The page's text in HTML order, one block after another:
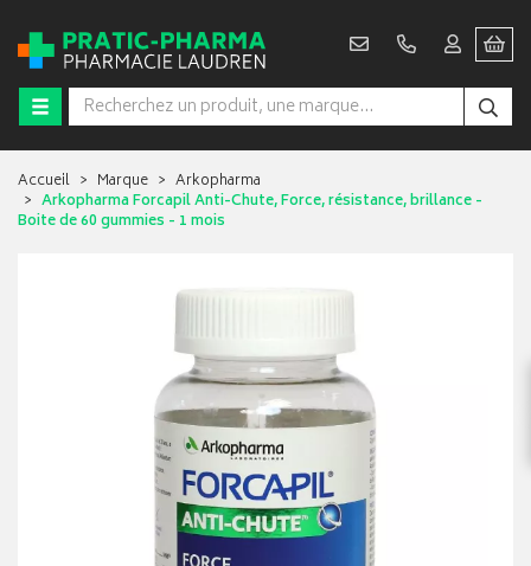
Accueil Marque
Arkopharma
Arkopharma Forcapil Anti-Chute, Force, résistance, brillance -
Boite de 60 gummies - 1 mois